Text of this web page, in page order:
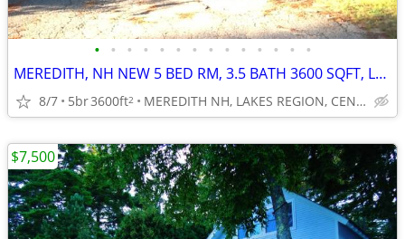
• • • • • • • • • • • • • •
MEREDITH, NH NEW 5 BED RM, 3.5 BATH 3600 SQFT, LAKEVIEWS, 2 HRS N. BOS
8/7 5br3600ft2 MEREDITH NH, LAKES REGION, CENTRAL NH.
$7,500